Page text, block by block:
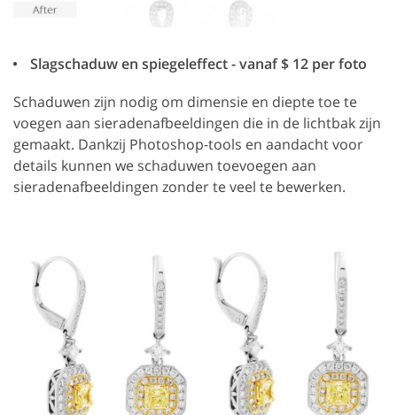
Slagschaduw en spiegeleffect - vanaf $ 12 per foto
Schaduwen zijn nodig om dimensie en diepte toe te
voegen aan sieradenafbeeldingen die in de lichtbak zijn
gemaakt. Dankzij Photoshop-tools en aandacht voor
details kunnen we schaduwen toevoegen aan
sieradenafbeeldingen zonder te veel te bewerken.